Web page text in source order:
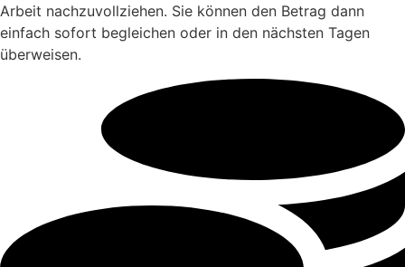
Arbeit nachzuvollziehen. Sie können den Betrag dann
einfach sofort begleichen oder in den nächsten Tagen
überweisen.